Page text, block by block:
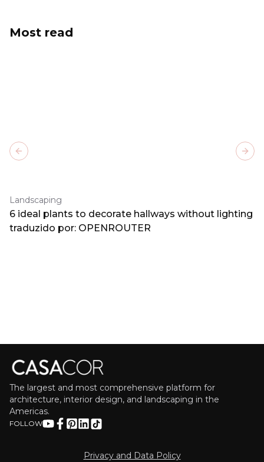
Most read
Landscaping
6 ideal plants to decorate hallways without lighting
traduzido por: OPENROUTER
Previous slide
The largest and most comprehensive platform for
architecture, interior design, and landscaping in the
Americas.
FOLLOW
Privacy and Data Policy